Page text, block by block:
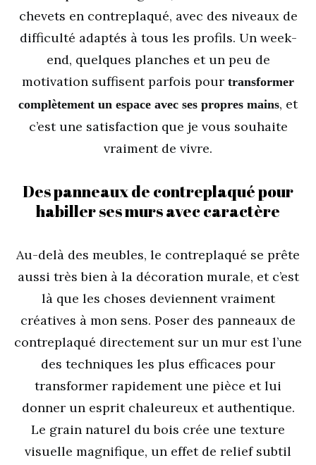
chevets en contreplaqué, avec des niveaux de
difficulté adaptés à tous les profils. Un week-
end, quelques planches et un peu de
motivation suffisent parfois pour transformer
complètement un espace avec ses propres mains, et
c’est une satisfaction que je vous souhaite
vraiment de vivre.
Des panneaux de contreplaqué pour
habiller ses murs avec caractère
Au-delà des meubles, le contreplaqué se prête
aussi très bien à la décoration murale, et c’est
là que les choses deviennent vraiment
créatives à mon sens. Poser des panneaux de
contreplaqué directement sur un mur est l’une
des techniques les plus efficaces pour
transformer rapidement une pièce et lui
donner un esprit chaleureux et authentique.
Le grain naturel du bois crée une texture
visuelle magnifique, un effet de relief subtil